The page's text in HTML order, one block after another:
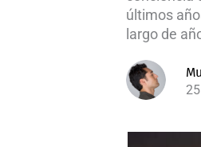
últimos
largo de